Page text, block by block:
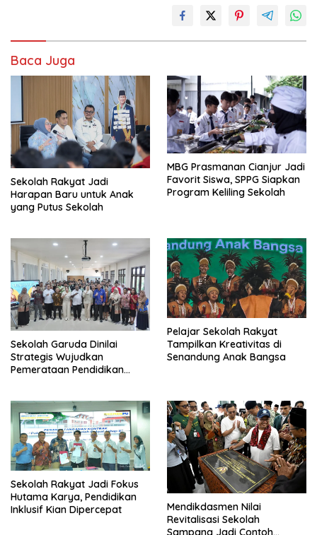
Baca Juga
Sekolah Rakyat Jadi
Harapan Baru untuk Anak
yang Putus Sekolah
MBG Prasmanan Cianjur Jadi
Favorit Siswa, SPPG Siapkan
Program Keliling Sekolah
Sekolah Garuda Dinilai
Strategis Wujudkan
Pemerataan Pendidikan
Pelajar Sekolah Rakyat
Tampilkan Kreativitas di
Senandung Anak Bangsa
Sekolah Rakyat Jadi Fokus
Hutama Karya, Pendidikan
Inklusif Kian Dipercepat
Mendikdasmen Nilai
Revitalisasi Sekolah